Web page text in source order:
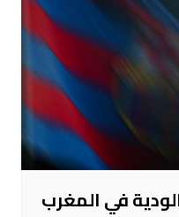
في المغرب